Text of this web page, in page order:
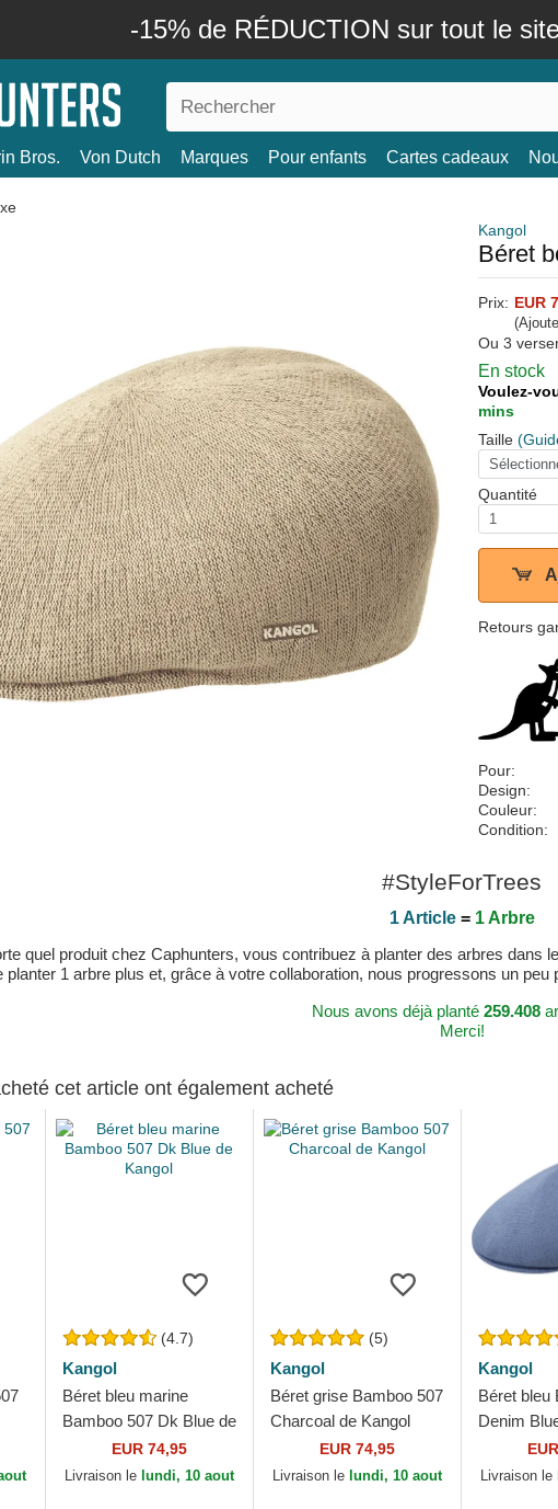
-15% de RÉDUCTION sur tout le
Bros. Von Dutch Marques Pour enfants Cartes cadeaux
Kangol
Béret
Prix: EUR
Ou 3
En stock
Voulez-
mins
Taille
Quantité
Retours
Pour:
Design:
Couleur:
Condition:
#StyleForTrees
1 Article= 1 Arbre
quel produit chez Caphunters, vous contribuez à planter des arbres dans
planter 1 arbre plus et, grâce à votre collaboration, nous progressons un
Nous avons déjà planté 259.408
Merci!
cet article ont également acheté
(4.7)
Kangol
Béret bleu marine
Bamboo 507 Dk Blue de
EUR 74,95
Livraison le lundi, 10 aout
(5)
Kangol
Béret grise Bamboo 507
Charcoal de Kangol
EUR 74,95
Livraison le lundi, 10 aout
Kangol
Béret bleu
Denim
Livraison le